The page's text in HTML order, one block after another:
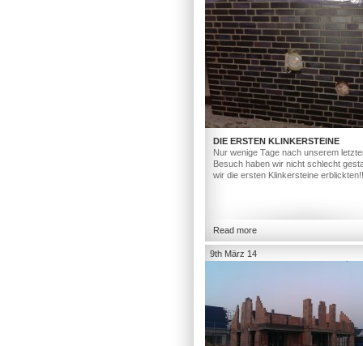
DIE ERSTEN KLINKERSTEINE
Nur wenige Tage nach unserem
Besuch haben wir nicht schlecht
wir die ersten Klinkersteine
Read more
9th März 14